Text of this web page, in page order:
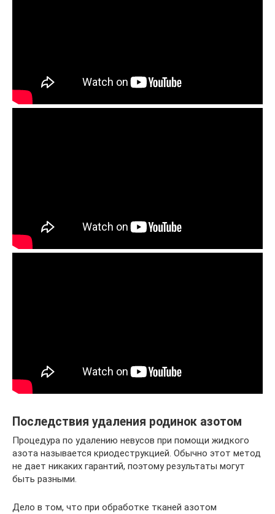
Последствия удаления родинок азотом
Процедура по удалению невусов при помощи жидкого
азота называется криодеструкцией. Обычно этот метод
не дает никаких гарантий, поэтому результаты могут
быть разными.
Дело в том, что при обработке тканей азотом